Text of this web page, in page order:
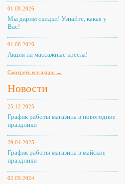
01.08.2026
Мы дарим скидки! Узнайте, какая у
Вас!
01.08.2026
Акция на массажные кресла!
Смотреть все акции →
Новости
25.12.2025
График работы магазина в новогодние
праздники
29.04.2025
График работы магазина в майские
праздники
02.09.2024